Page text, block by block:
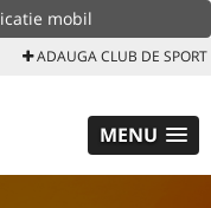
mobil
ADAUGA CLUB DE SPORT
MENU